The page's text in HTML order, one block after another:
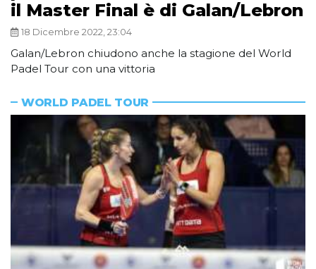
il Master Final è di Galan/Lebron
18 Dicembre 2022, 23:04
Galan/Lebron chiudono anche la stagione del World
Padel Tour con una vittoria
WORLD PADEL TOUR